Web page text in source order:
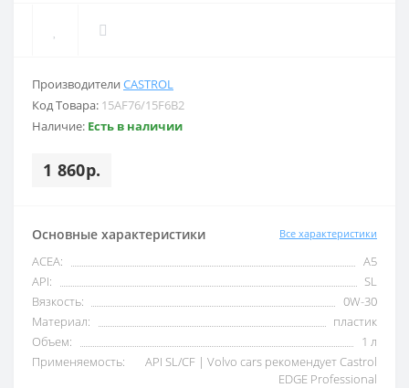
Производители CASTROL
Код Товара: 15AF76/15F6B2
Наличие: Есть в наличии
1 860р.
Основные характеристики Все характеристики
ACEA:
A5
API:
SL
Вязкость:
0W-30
Материал:
пластик
Объем:
1 л
Применяемость:
API SL/CF | Volvo cars рекомендует Castrol
EDGE Professional